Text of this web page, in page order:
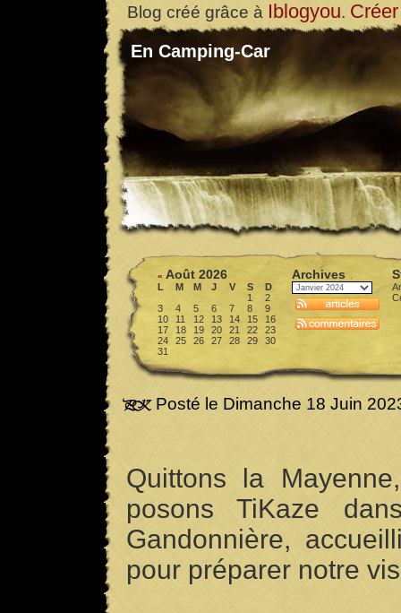
Blog créé grâce à Iblogyou.
En Camping-Car
« Août 2026
L M M J V S
D
1
2
3
4 5 6 7 8
9
10
11 12 13 14 15
16
17
18 19 20 21 22
23
24
25 26 27 28 29
30
31
Archives
Posté le Dimanche 18 Juin
Quittons la
posons TiKaze
Gandonnière,
pour préparer notre